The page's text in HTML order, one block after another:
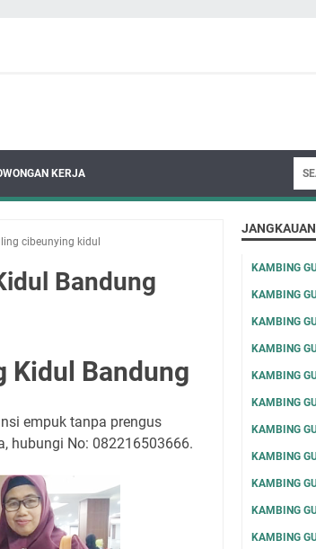
KERJA
cibeunying kidul
Bandung
Kidul Bandung
empuk tanpa prengus
, hubungi No: 082216503666.
KAMBING
KAMBING
KAMBING
KAMBING
KAMBING
KAMBING
KAMBING
KAMBING
KAMBING
KAMBING
KAMBING